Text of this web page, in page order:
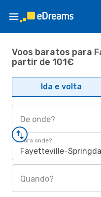
Voos baratos para
partir de 101€
Ida e volta
De onde?
Para onde?
Fayetteville-
Quando?